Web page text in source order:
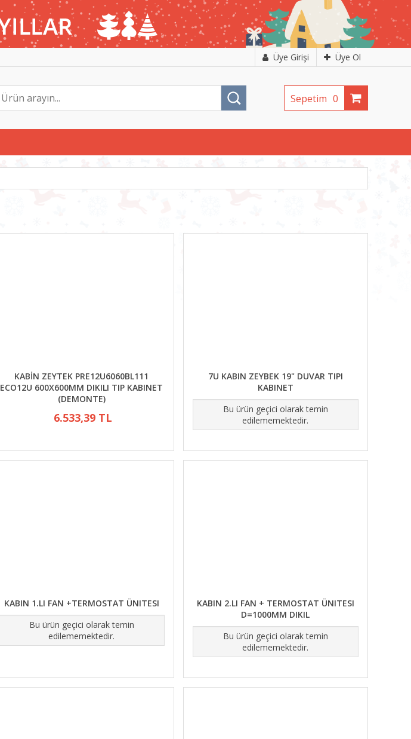
Üye Girişi Üye Ol
Sepetim 0
KABİN ZEYTEK PRE12U6060BL111
ECO12U 600X600MM DIKILI TIP KABINET
(DEMONTE)
6.533,39 TL
7U KABIN ZEYBEK 19" DUVAR TIPI
KABINET
Bu ürün geçici olarak temin
edilememektedir.
KABIN 1.LI FAN +TERMOSTAT ÜNITESI
Bu ürün geçici olarak temin
edilememektedir.
KABIN 2.LI FAN + TERMOSTAT ÜNITESI
D=1000MM DIKIL
Bu ürün geçici olarak temin
edilememektedir.